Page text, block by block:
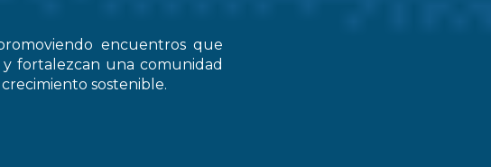
encuentros que
fortalezcan una comunidad
sostenible.